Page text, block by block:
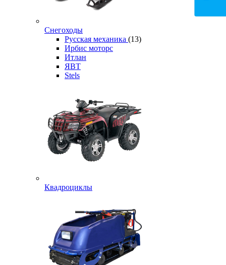
Снегоходы
Русская механика (13)
Ирбис моторс
Итлан
ЯВТ
Stels
Квадроциклы